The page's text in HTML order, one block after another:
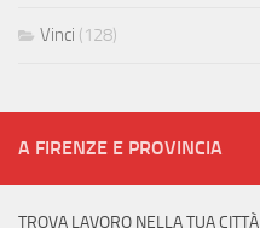
Vinci (128)
A FIRENZE E PROVINCIA
TROVA LAVORO NELLA TUA CITTÀ